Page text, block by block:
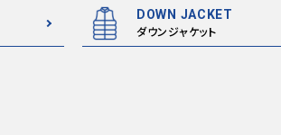
DOWN JACKET
ダウンジャケット